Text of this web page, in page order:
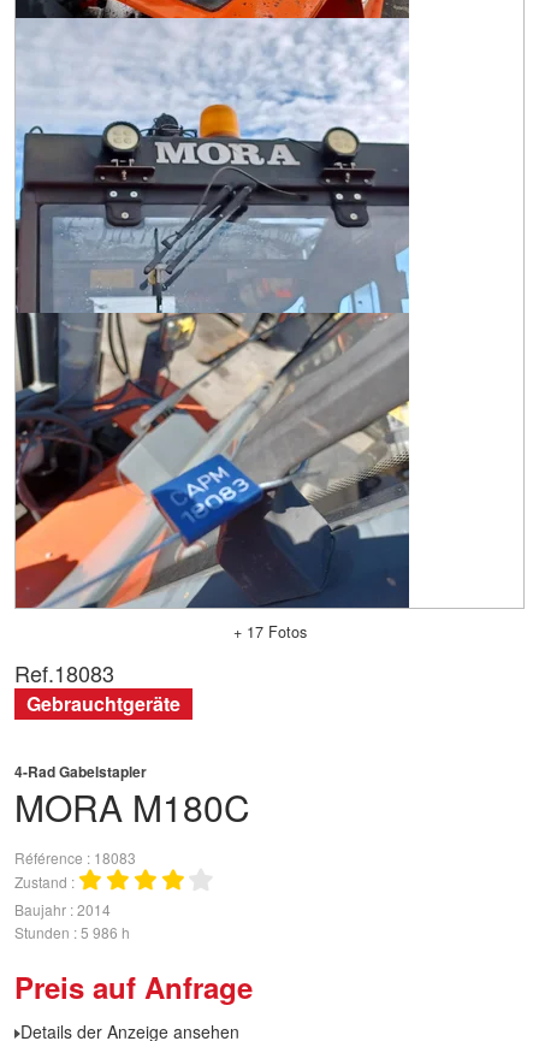
+ 17 Fotos
MORA M180C
4-Rad Gabelstapler
Référence
18083
Zustand
Baujahr 2014
Stunden 5 986 h
Preis auf Anfrage
Details der Anzeige ansehen
Ref.18083
Gebrauchtgeräte